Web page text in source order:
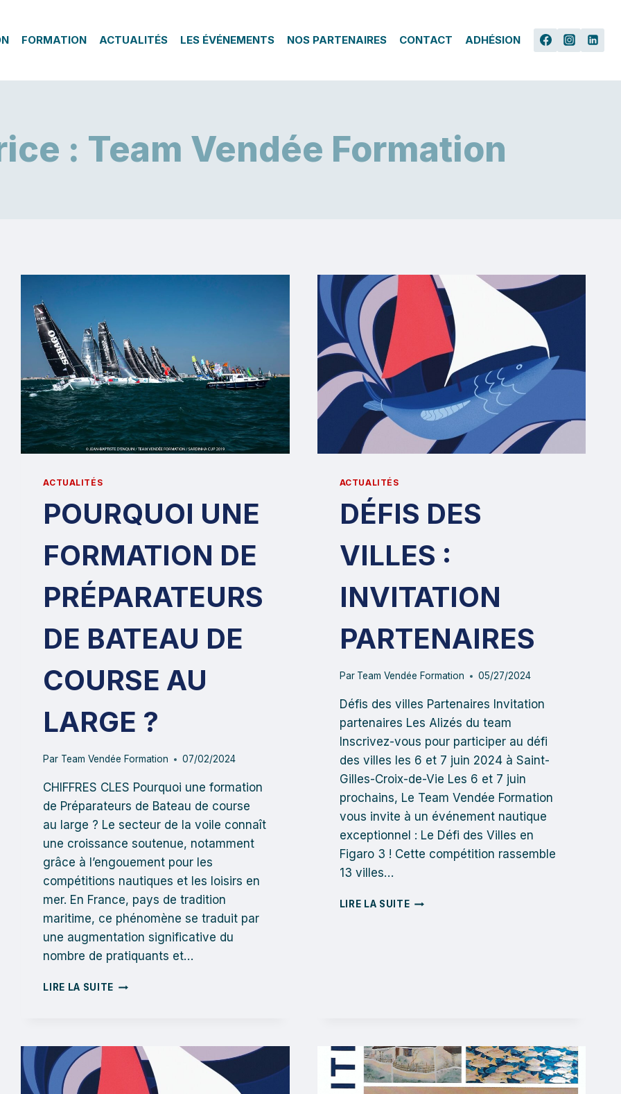
FORMATION ACTUALITÉS LES ÉVÉNEMENTS NOS PARTENAIRES CONTACT ADHÉSION
: Team Vendée Formation
ACTUALITÉS
POURQUOI UNE
FORMATION DE
PRÉPARATEURS
DE BATEAU DE
COURSE AU
LARGE ?
Par Team Vendée Formation 07/02/2024
CHIFFRES CLES Pourquoi une formation
de Préparateurs de Bateau de course
au large ? Le secteur de la voile connaît
une croissance soutenue, notamment
grâce à l’engouement pour les
compétitions nautiques et les loisirs en
mer. En France, pays de tradition
maritime, ce phénomène se traduit par
une augmentation significative du
nombre de pratiquants et…
LIRE LA SUITE POURQUOI
BATEAU
ACTUALITÉS
DÉFIS DES
VILLES :
INVITATION
PARTENAIRES
Par Team Vendée Formation 05/27/2024
Défis des villes Partenaires Invitation
partenaires Les Alizés du team
Inscrivez-vous pour participer au défi
des villes les 6 et 7 juin 2024 à Saint-
Gilles-Croix-de-Vie Les 6 et 7 juin
prochains, Le Team Vendée Formation
vous invite à un événement nautique
exceptionnel : Le Défi des Villes en
Figaro 3 ! Cette compétition rassemble
13 villes…
LIRE LA SUITEDÉFIS